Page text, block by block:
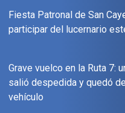
Fiesta Patronal de San
participar del lucernario
Grave vuelco en la Ruta 7:
salió despedida y quedó
vehículo